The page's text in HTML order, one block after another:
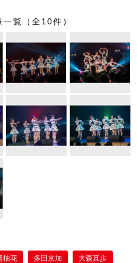
覧（全10件）
柚花 多田京加 大森真歩